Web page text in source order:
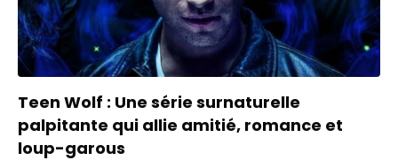
Teen Wolf : Une série surnaturelle
palpitante qui allie amitié, romance et
loup-garous